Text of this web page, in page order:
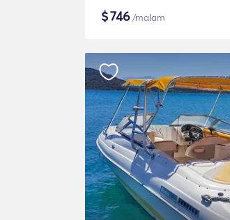
$746/malam